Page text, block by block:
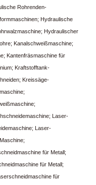
Rohrenden-
Hydraulische
Hydraulischer
Kanalschweißmaschine;
Kantenfräsmaschine für
Kraftstofftank-
Kreissäge-
Laser-
Laser-
für Metall;
für Metall;
für